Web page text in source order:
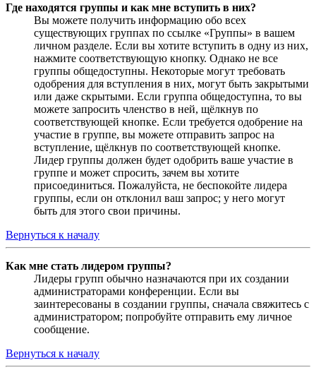
Где находятся группы и как мне вступить в них?
Вы можете получить информацию обо всех
существующих группах по ссылке «Группы» в вашем
личном разделе. Если вы хотите вступить в одну из них,
нажмите соответствующую кнопку. Однако не все
группы общедоступны. Некоторые могут требовать
одобрения для вступления в них, могут быть закрытыми
или даже скрытыми. Если группа общедоступна, то вы
можете запросить членство в ней, щёлкнув по
соответствующей кнопке. Если требуется одобрение на
участие в группе, вы можете отправить запрос на
вступление, щёлкнув по соответствующей кнопке.
Лидер группы должен будет одобрить ваше участие в
группе и может спросить, зачем вы хотите
присоединиться. Пожалуйста, не беспокойте лидера
группы, если он отклонил ваш запрос; у него могут
быть для этого свои причины.
Вернуться к началу
Как мне стать лидером группы?
Лидеры групп обычно назначаются при их создании
администраторами конференции. Если вы
заинтересованы в создании группы, сначала свяжитесь с
администратором; попробуйте отправить ему личное
сообщение.
Вернуться к началу